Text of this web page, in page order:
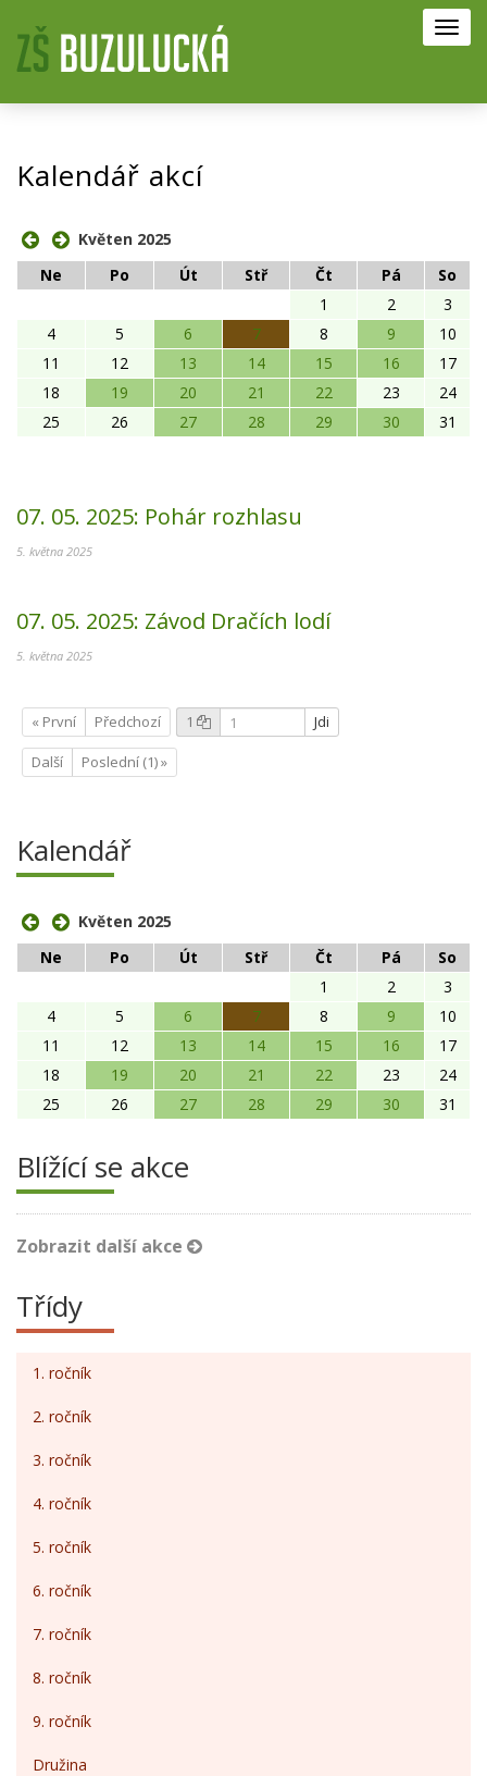
Kalendář akcí
Květen 2025
Ne
Po Út Stř Čt Pá
So
1
2
3
4
5 6 7 8 9
10
11
12 13 14 15 16
17
18
19 20 21 22 23
24
25
26 27 28 29 30 31
07. 05. 2025: Pohár rozhlasu
5. května 2025
07. 05. 2025: Závod Dračích lodí
5. května 2025
« První Předchozí 1 Jdi
Další Poslední (1) »
Kalendář
Květen 2025
Ne
Po Út Stř Čt Pá
So
1
2
3
4
5 6 7 8 9
10
11
12 13 14 15 16
17
18
19 20 21 22 23
24
25
26 27 28 29 30 31
Blížící se akce
Zobrazit další akce
Třídy
1. ročník
2. ročník
3. ročník
4. ročník
5. ročník
6. ročník
7. ročník
8. ročník
9. ročník
Družina